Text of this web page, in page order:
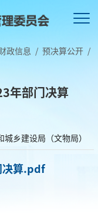
政信息 / 预决算公开 /
年部门决算
乡建设局（文物局）
决算.pdf